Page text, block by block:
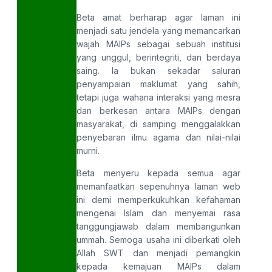
Beta amat berharap agar laman ini
menjadi satu jendela yang memancarkan
wajah MAIPs sebagai sebuah institusi
yang unggul, berintegriti, dan berdaya
saing. Ia bukan sekadar saluran
penyampaian maklumat yang sahih,
tetapi juga wahana interaksi yang mesra
dan berkesan antara MAIPs dengan
masyarakat, di samping menggalakkan
penyebaran ilmu agama dan nilai-nilai
murni.
Beta menyeru kepada semua agar
memanfaatkan sepenuhnya laman web
ini demi memperkukuhkan kefahaman
mengenai Islam dan menyemai rasa
tanggungjawab dalam membangunkan
ummah. Semoga usaha ini diberkati oleh
Allah SWT dan menjadi pemangkin
kepada kemajuan MAIPs dalam